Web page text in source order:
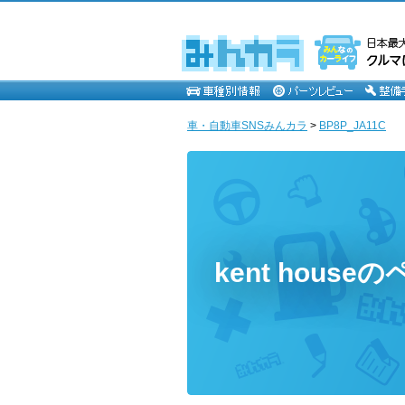
車・自動車SNSみんカラ > BP8P_JA11C
kent houseの